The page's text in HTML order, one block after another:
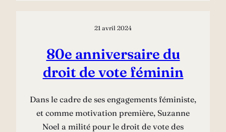
21 avril 2024
80e anniversaire du
droit de vote féminin
Dans le cadre de ses engagements féministe,
et comme motivation première, Suzanne
Noel a milité pour le droit de vote des